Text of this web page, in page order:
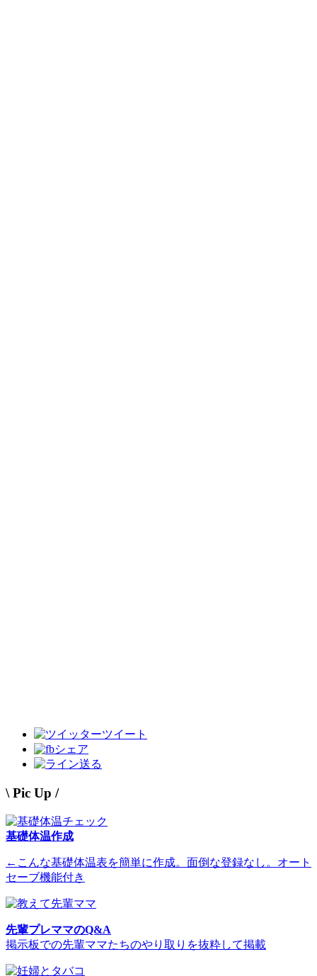
ツイート
シェア
送る
\ Pic Up /
基礎体温作成
←こんな基礎体温表を簡単に作成。面倒な登録なし。オート
セーブ機能付き
先輩プレママのQ&A
掲示板での先輩ママたちのやり取りを抜粋して掲載